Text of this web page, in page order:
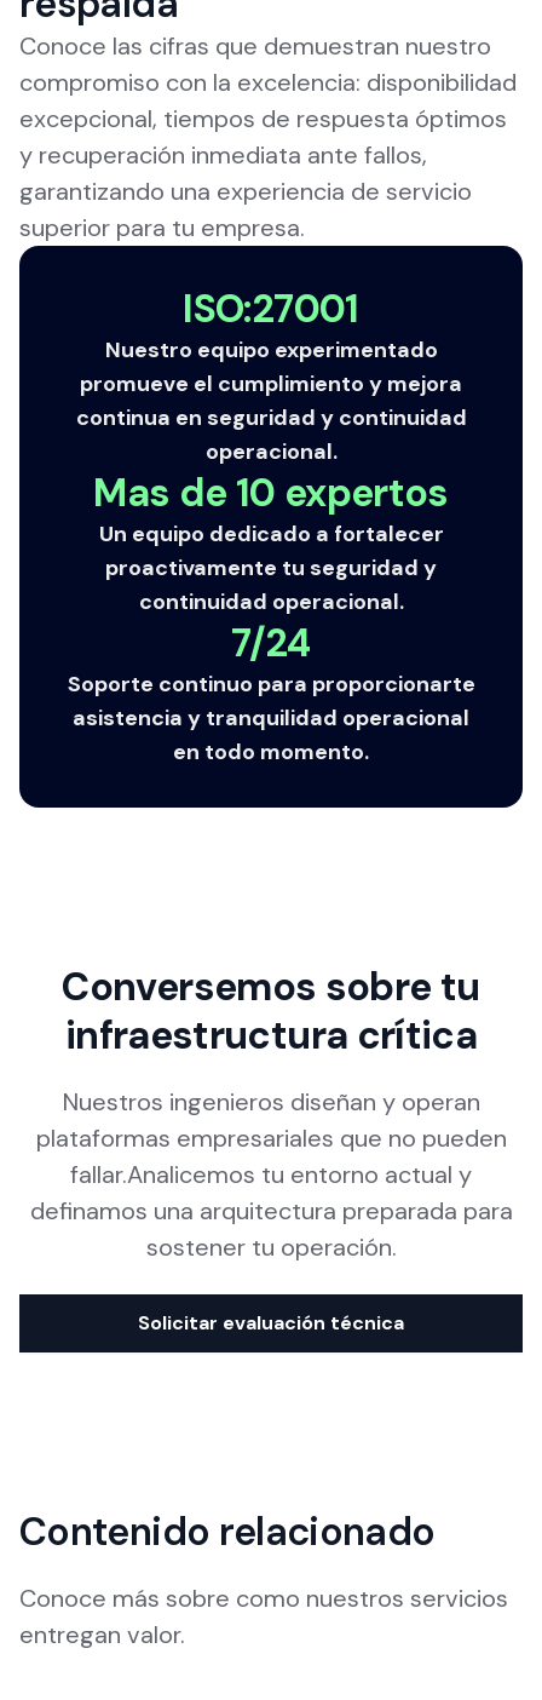
Conoce las cifras que demuestran nuestro
compromiso con la excelencia: disponibilidad
excepcional, tiempos de respuesta óptimos
y recuperación inmediata ante fallos,
garantizando una experiencia de servicio
superior para tu empresa.
ISO:27001
Nuestro equipo experimentado
promueve el cumplimiento y mejora
continua en seguridad y continuidad
operacional.
Mas de 10 expertos
Un equipo dedicado a fortalecer
proactivamente tu seguridad y
continuidad operacional.
7/24
Soporte continuo para proporcionarte
asistencia y tranquilidad operacional
en todo momento.
Conversemos sobre tu
infraestructura crítica
Nuestros ingenieros diseñan y operan
plataformas empresariales que no pueden
fallar.Analicemos tu entorno actual y
definamos una arquitectura preparada para
sostener tu operación.
Solicitar evaluación técnica
Contenido relacionado
Conoce más sobre como nuestros servicios
entregan valor.